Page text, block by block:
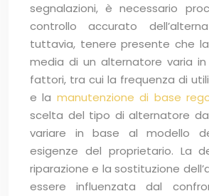
segnalazioni, è necessario
controllo accurato
tuttavia, tenere presente che
media di un alternatore varia
fattori, tra cui la frequenza di
e la manutenzione di base
scelta del tipo di alternatore
variare in base al modello
esigenze del proprietario. La
riparazione e la sostituzione
essere influenzata dal